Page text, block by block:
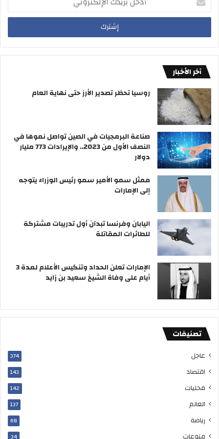
بريدك
الإلكتروني
آخر الأخبار
روسيا تحظر تصدير الأرز حتى نهاية العام
صناعة البرمجيات في الصين تواصل نموها في
النصف الأول من 2023.. والإيرادات 773 مليار
دولار
ممثل سمو الأمير سمو رئيس الوزراء يتوجه
إلى الإمارات
اليابان وفرنسا تبدآن أول تدريبات مشتركة
للطائرات المقاتلة
الإمارات تعلن الحداد وتنكيس الأعلام لمدة 3
أيام على وفاة الشيخ سعيد بن زايد
تصنيفات
عاجل 374
اقتصاد 143
محليات 142
العالم 137
رياضة 68
منوعات